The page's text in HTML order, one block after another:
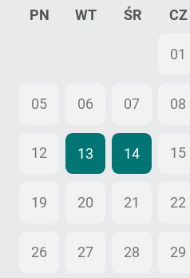
PN WT ŚR CZ
01
05 06 07 08
12 13 14 15
19 20 21 22
26 27 28 29